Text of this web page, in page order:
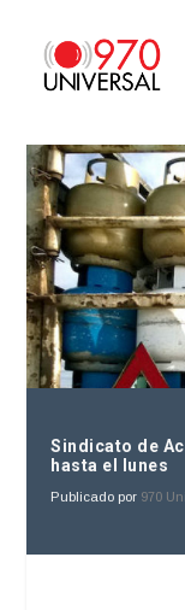
Sindicato de
hasta el lunes
Publicado por 970